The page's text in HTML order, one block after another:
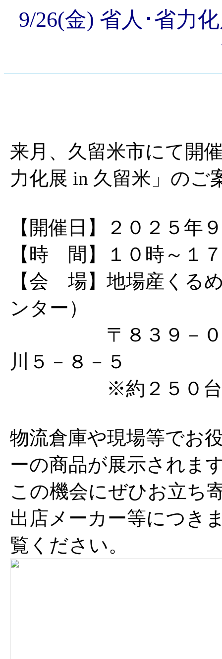
9/26(金) 省人･省力
来月、久留米市にて開
力化展 in 久留米」のご
【開催日】２０２５年
【時 間】１０時～１
【会 場】地場産くる
ンター）
〒８３９－０８０
川５－８－５
※約２５０台の
物流倉庫や現場等でお
ーの商品が展示されま
この機会にぜひお立ち
出店メーカー等につき
覧ください。